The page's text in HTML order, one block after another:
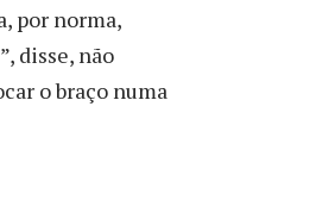
por norma,
disse, não
o braço numa